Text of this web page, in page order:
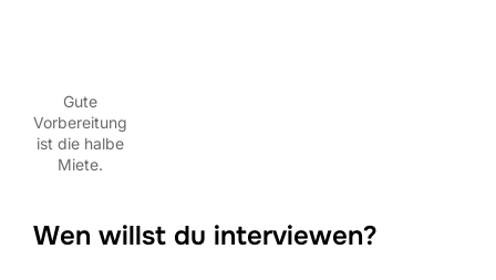
Gute
Vorbereitung
ist die halbe
Miete.
Wen willst du interviewen?